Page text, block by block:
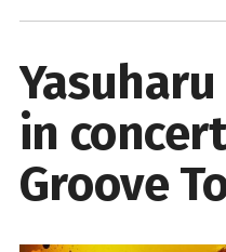
in
Groove